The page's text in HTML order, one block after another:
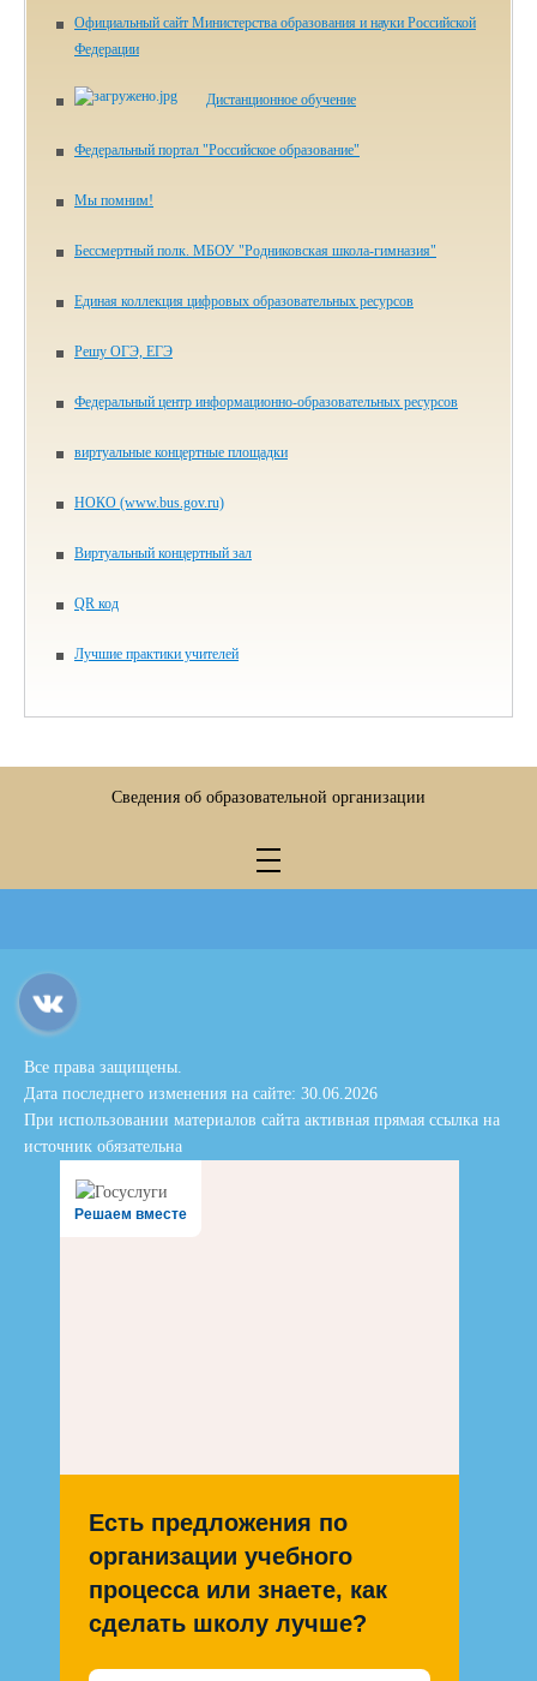
Официальный сайт Министерства образования и науки Российской
Федерации
Дистанционное обучение
Федеральный портал "Российское образование"
Мы помним!
Бессмертный полк. МБОУ "Родниковская школа-гимназия"
Единая коллекция цифровых образовательных ресурсов
Решу ОГЭ, ЕГЭ
Федеральный центр информационно-образовательных ресурсов
виртуальные концертные площадки
НОКО (www.bus.gov.ru)
Виртуальный концертный зал
QR код
Лучшие практики учителей
Сведения об образовательной организации
Все права защищены.
Дата последнего изменения на сайте: 30.06.2026
При использовании материалов сайта активная прямая ссылка на
источник обязательна
Решаем вместе
Есть предложения по
организации учебного
процесса или знаете, как
сделать школу лучше?